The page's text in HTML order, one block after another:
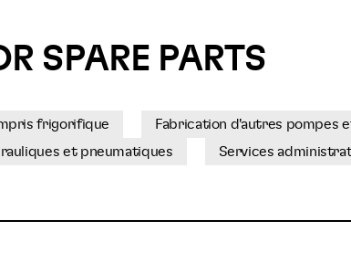
SPARE PARTS
frigorifique
Fabrication d'autres pompes
et pneumatiques
Services